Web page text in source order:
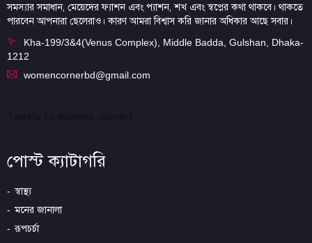
সমস্যার সমাধান, মেয়েদের ফ্যাশন এবং প্যাশন, শখ এবং স্বপ্নের কথা থাকবে। থাকতে
পারবেন আপনারা ছেলেরাও। কারণ আমরা বিশ্বাস করি জানার অধিকার আছে সবার।
Kha-199/3&4(Venus Complex), Middle Badda, Gulshan, Dhaka-
1212
womencornerbd@gmail.com
পোস্ট ক্যাটাগরি
স্বাস্থ্য
মনের জানালা
রূপচর্চা